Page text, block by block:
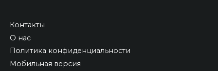
Контакты
О нас
Политика конфиденциальности
Мобильная версия